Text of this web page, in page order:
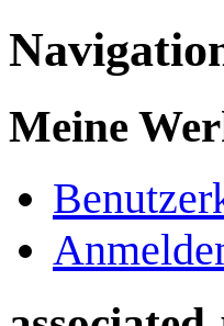
Meine